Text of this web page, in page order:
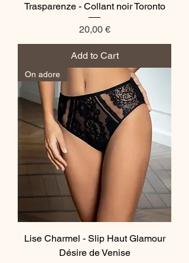
Trasparenze - Collant noir Toronto
Price
20,00 €
Add to Cart
On adore
Lise Charmel - Slip Haut Glamour
Désire de Venise